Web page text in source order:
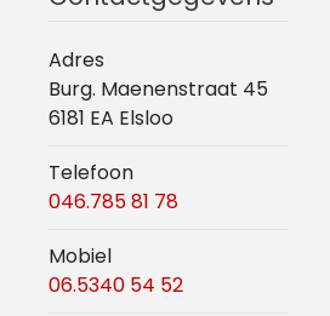
Adres
Burg. Maenenstraat 45
6181 EA Elsloo
Telefoon
046.785 81 78
Mobiel
06.5340 54 52